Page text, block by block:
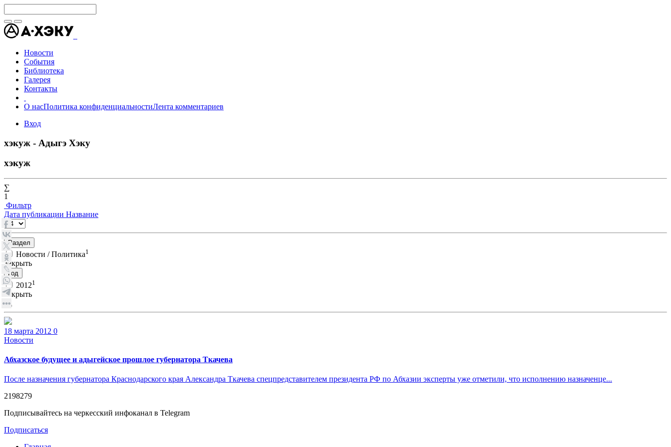
Новости
События
Библиотека
Галерея
Контакты
О насПолитика конфиденциальностиЛента комментариев
Вход
хэкуж - Адыгэ Хэку
хэкуж
∑
1
Фильтр
Дата публикации Название
Раздел
Новости / Политика1
Закрыть
Год
20121
Закрыть
18 марта 2012 0
Новости
Абхазское будущее и адыгейское прошлое губернатора Ткачева
После назначения губернатора Краснодарского края Александра Ткачева спецпредставителем президента РФ по Абхазии эксперты уже отметили, что исполнению назначенце...
2198279
Подписывайтесь на черкесский инфоканал в Telegram
Подписаться